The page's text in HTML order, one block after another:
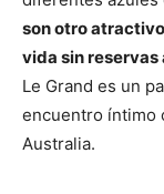
son otro
vida sin reservas
Le Grand es un
encuentro íntimo
Australia.